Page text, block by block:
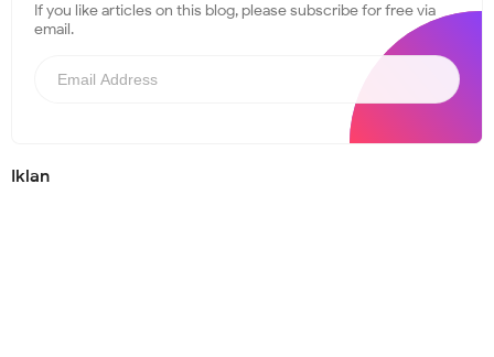
If you like articles on this blog, please subscribe for free via
email.
Iklan